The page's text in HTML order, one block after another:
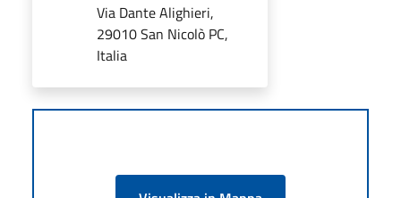
Via Dante Alighieri,
29010 San Nicolò PC,
Italia